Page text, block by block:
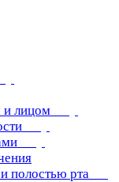
и лицом
полостью рта